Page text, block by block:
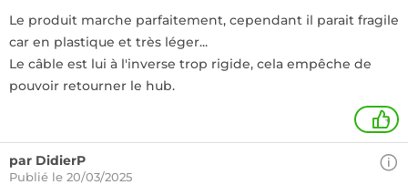
Le produit marche parfaitement, cependant il parait fragile
car en plastique et très léger...
Le câble est lui à l'inverse trop rigide, cela empêche de
pouvoir retourner le hub.
+
par DidierP
Publié le 20/03/2025